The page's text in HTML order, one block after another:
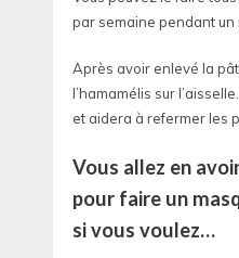
par semaine pendant un
Après avoir enlevé la
l’hamamélis sur
et aidera à refermer les
Vous allez en
pour faire un
si vous voulez…